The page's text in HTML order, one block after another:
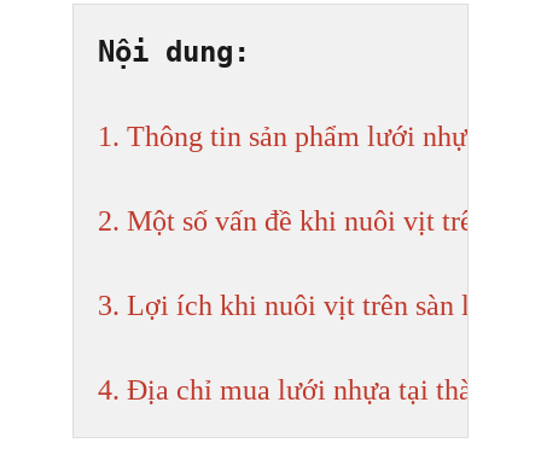
Nội dung:
1. Thông tin sản phẩm lưới nhựa
2. Một số vấn đề khi nuôi vịt trên đất
3. Lợi ích khi nuôi vịt trên sàn lưới
4. Địa chỉ mua lưới nhựa tại thành